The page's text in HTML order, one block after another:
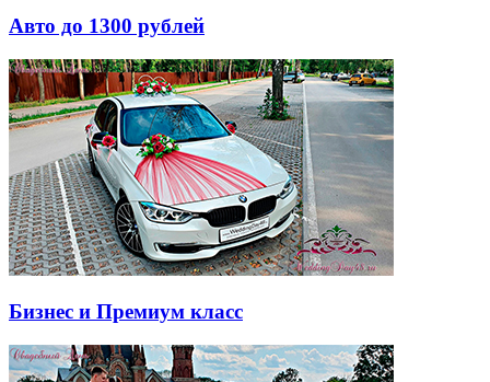
Авто до 1300 рублей
Бизнес и Премиум класс